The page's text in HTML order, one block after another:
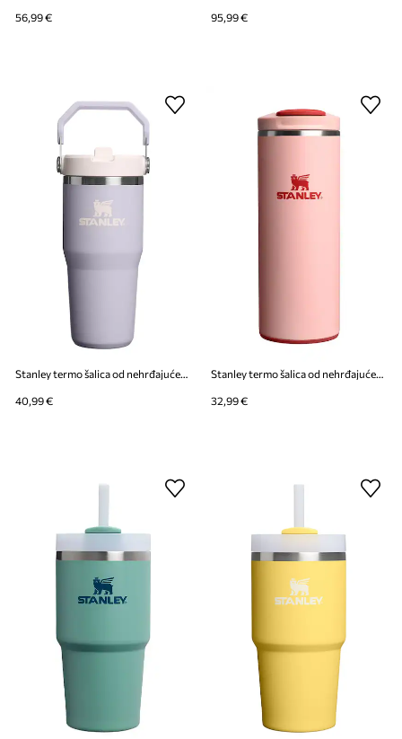
56,99 € 95,99 €
Stanley termo šalica od nehrđajućeg čelika The IceFlow™ Flip Straw 2.0 Tumbler 0.41L
40,99 €
Stanley termo šalica od nehrđajućeg čelika Aerolight Transit FlipTop 0.35L
32,99 €